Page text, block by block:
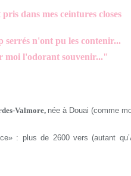
dans mes ceintures closes
serrés n'ont pu les contenir...
moi l'odorant souvenir..."
Valmore, née à Douai (comme
: plus de 2600 vers (autant